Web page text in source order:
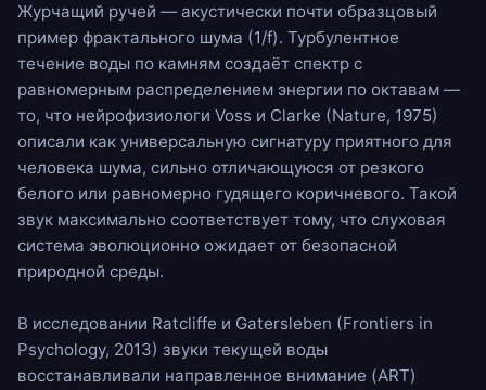
Журчащий ручей — акустически почти образцовый
пример фрактального шума (1/f). Турбулентное
течение воды по камням создаёт спектр с
равномерным распределением энергии по октавам —
то, что нейрофизиологи Voss и Clarke (Nature, 1975)
описали как универсальную сигнатуру приятного для
человека шума, сильно отличающуюся от резкого
белого или равномерно гудящего коричневого. Такой
звук максимально соответствует тому, что слуховая
система эволюционно ожидает от безопасной
природной среды.
В исследовании Ratcliffe и Gatersleben (Frontiers in
Psychology, 2013) звуки текущей воды
восстанавливали направленное внимание (ART)